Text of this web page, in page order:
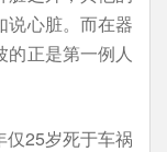
说心脏。而在器
正是第一例人
25岁死于车祸